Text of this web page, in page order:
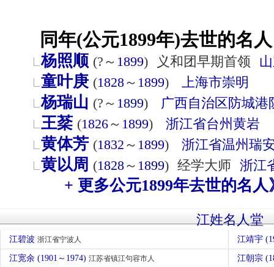
同年(公元1899年)去世的名
杨照顺 (?～ 1899) 义和团早期首领
童叶庚 (1828～ 1899) 上海市崇明
杨瑞山 (?～ 1899) 广西自治区防城港
王棻 (1826～ 1899) 浙江省台州 黄岩
黄体芳 (1832 ～ 1899) 浙江省温州 瑞
黄以周 (1828～ 1899) 经学大师 浙江
+ 更多公元1899年去世的名人
江姓名人堂
江碧波 浙江省宁波人 江靖宇
江宽余 (1901～1974) 江苏省镇江句容市人 江朝宗